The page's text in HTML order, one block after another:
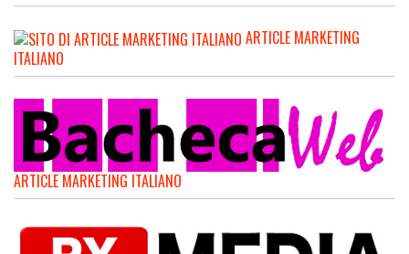
ARTICLE MARKETING
ITALIANO
ARTICLE MARKETING ITALIANO